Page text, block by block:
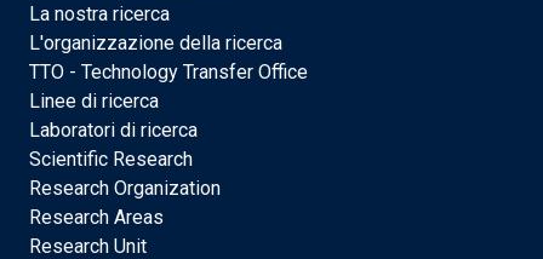
La nostra ricerca
L'organizzazione della ricerca
TTO - Technology Transfer Office
Linee di ricerca
Laboratori di ricerca
Scientific Research
Research Organization
Research Areas
Research Unit